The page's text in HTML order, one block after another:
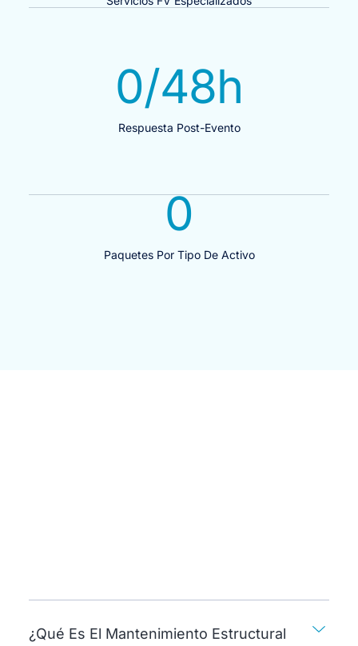
Respuesta Post-Evento
0/48h
Paquetes Por Tipo De Activo
0
¿Qué Es El Mantenimiento Estructural